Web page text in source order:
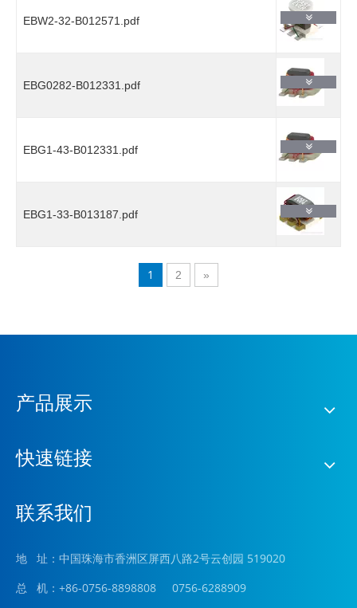
EBW2-32-B012571.pdf
EBG0282-B012331.pdf
EBG1-43-B012331.pdf
EBG1-33-B013187.pdf
1 2 »
产品展示
快速链接
联系我们
地 址：中国珠海市香洲区屏西八路2号云创园 519020
总 机：+86-0756-8898808 0756-6288909